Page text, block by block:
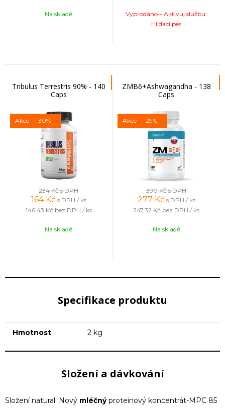
Na skladě
Vyprodáno – Aktivuj službu:
Hlídací pes
Tribulus Terrestris 90% - 140
Caps
Akce -30%
234 Kčs DPH
164 Kč s DPH / ks
146,43 Kč bez DPH / ks
Na skladě
ZMB6+Ashwagandha - 138
Caps
Akce -29%
390 Kčs DPH
277 Kč s DPH / ks
247,32 Kč bez DPH / ks
Na skladě
Specifikace produktu
Hmotnost 2 kg
Složení a dávkování
Složení natural: Nový mléčnýproteinový koncentrát-MPC 85